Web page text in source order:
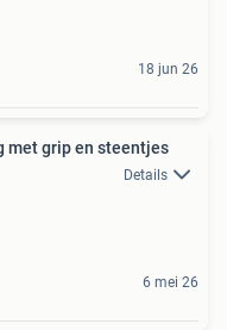
18 jun 26
met grip en steentjes
Details
6 mei 26